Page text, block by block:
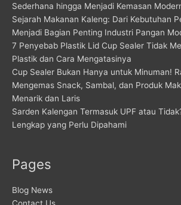
Sederhana hingga Menjadi Kemasan
Sejarah Makanan Kaleng: Dari Kebutuhan
Menjadi Bagian Penting Industri Pangan
7 Penyebab Plastik Lid Cup Sealer Tidak
Plastik dan Cara Mengatasinya
Cup Sealer Bukan Hanya untuk Minuman!
Mengemas Snack, Sambal, dan Produk
Menarik dan Laris
Sarden Kalengan Termasuk UPF atau
Lengkap yang Perlu Dipahami
Pages
Blog News
Contact Us